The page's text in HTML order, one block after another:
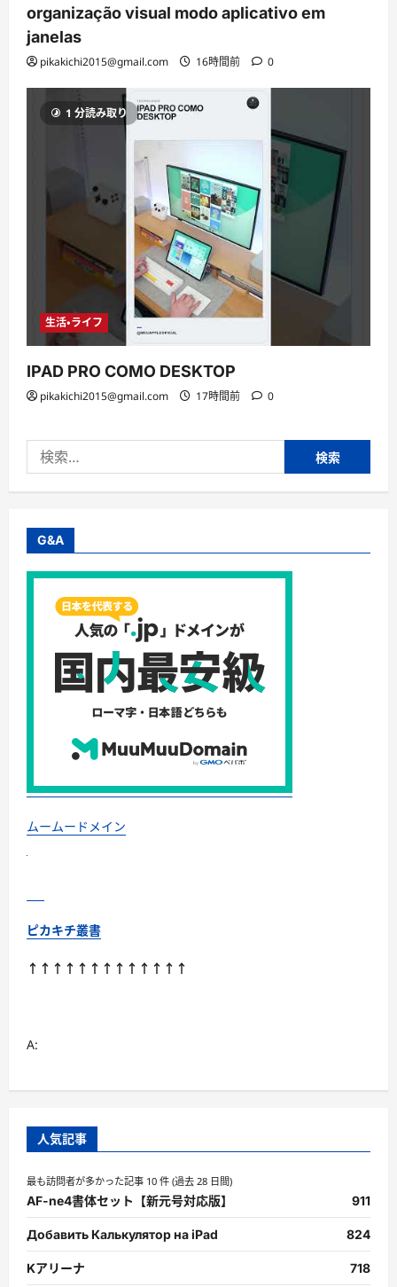
organização visual modo aplicativo em
janelas
pikakichi2015@gmail.com 16時間前 0
1 分読み取り
生活・ライフ
IPAD PRO COMO DESKTOP
pikakichi2015@gmail.com 17時間前 0
索:
G&A
ムームードメイン
ピカキチ叢書
↑↑↑↑↑↑↑↑↑↑↑↑↑
A:
人気記事
最も訪問者が多かった記事 10 件 (過去 28 日間)
AF-ne4書体セット【新元号対応版】 911
Добавить Калькулятор на iPad 824
Kアリーナ 718